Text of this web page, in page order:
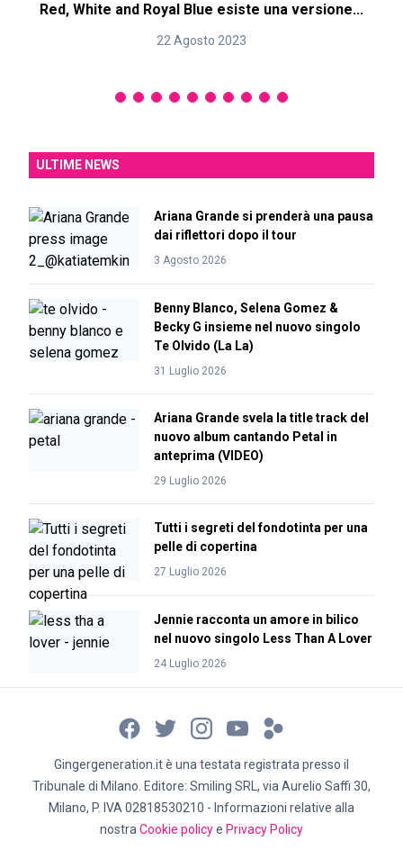
Red, White and Royal Blue esiste una versione...
22 Agosto 2023
ULTIME NEWS
Ariana Grande si prenderà una pausa
dai riflettori dopo il tour
3 Agosto 2026
Benny Blanco, Selena Gomez &
Becky G insieme nel nuovo singolo
Te Olvido (La La)
31 Luglio 2026
Ariana Grande svela la title track del
nuovo album cantando Petal in
anteprima (VIDEO)
29 Luglio 2026
Tutti i segreti del fondotinta per una
pelle di copertina
27 Luglio 2026
Jennie racconta un amore in bilico
nel nuovo singolo Less Than A Lover
24 Luglio 2026
Gingergeneration.it è una testata registrata presso il
Tribunale di Milano. Editore: Smiling SRL, via Aurelio Saffi 30,
Milano, P. IVA 02818530210 - Informazioni relative alla
nostra Cookie policye Privacy Policy